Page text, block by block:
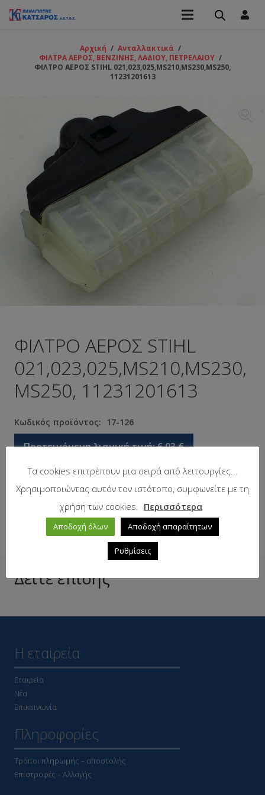
Αρχική / Ανταλλακτικά /
ΦΙΛΤΡΑ ΑΕΡΟΣ, ΒΕΝΖΙΝΗΣ, ΛΑΔΙΟΥ, ΠΕΤΡΕΛΑΙΟΥ /
ΦΙΛΤΡΟ ΑΕΡΟΣ STIHL 021,023,025,MS210,MS230,MS250,
11231201613
ΦΙΛΤΡΟ ΑΕΡΟΣ STIHL
021,023,025,MS210,MS230,
MS250, 11231201613
Κωδικός προϊόντος: 17-126
Προτεινόμενη λιανική τιμή:6.03€
Σε απόθεμα
Δείτε επίσης
Η εταιρεία
Εταιρεία
Νέα
Επικοινωνία
Πληροφορίες
Τρόποι πληρωμής – αποστολής
Επιστροφές – Αλλαγής
Τα cookies επιτρέπουν μια σειρά από λειτουργίες...
Χρησιμοποιώντας αυτόν τον ιστότοπο, συμφωνείτε με τη
χρήση των cookies.
Περισσότερα
Αποδοχή όλων Αποδοχή απαραίτητων
Ρυθμίσεις